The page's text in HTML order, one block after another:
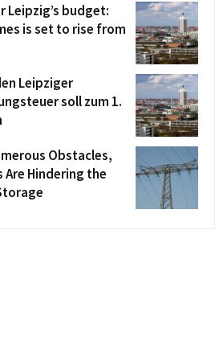
Leipzig’s budget:
is set to rise from
Leipziger
soll zum 1.
Obstacles,
Are Hindering the